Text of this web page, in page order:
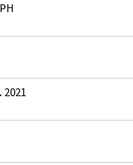
2021